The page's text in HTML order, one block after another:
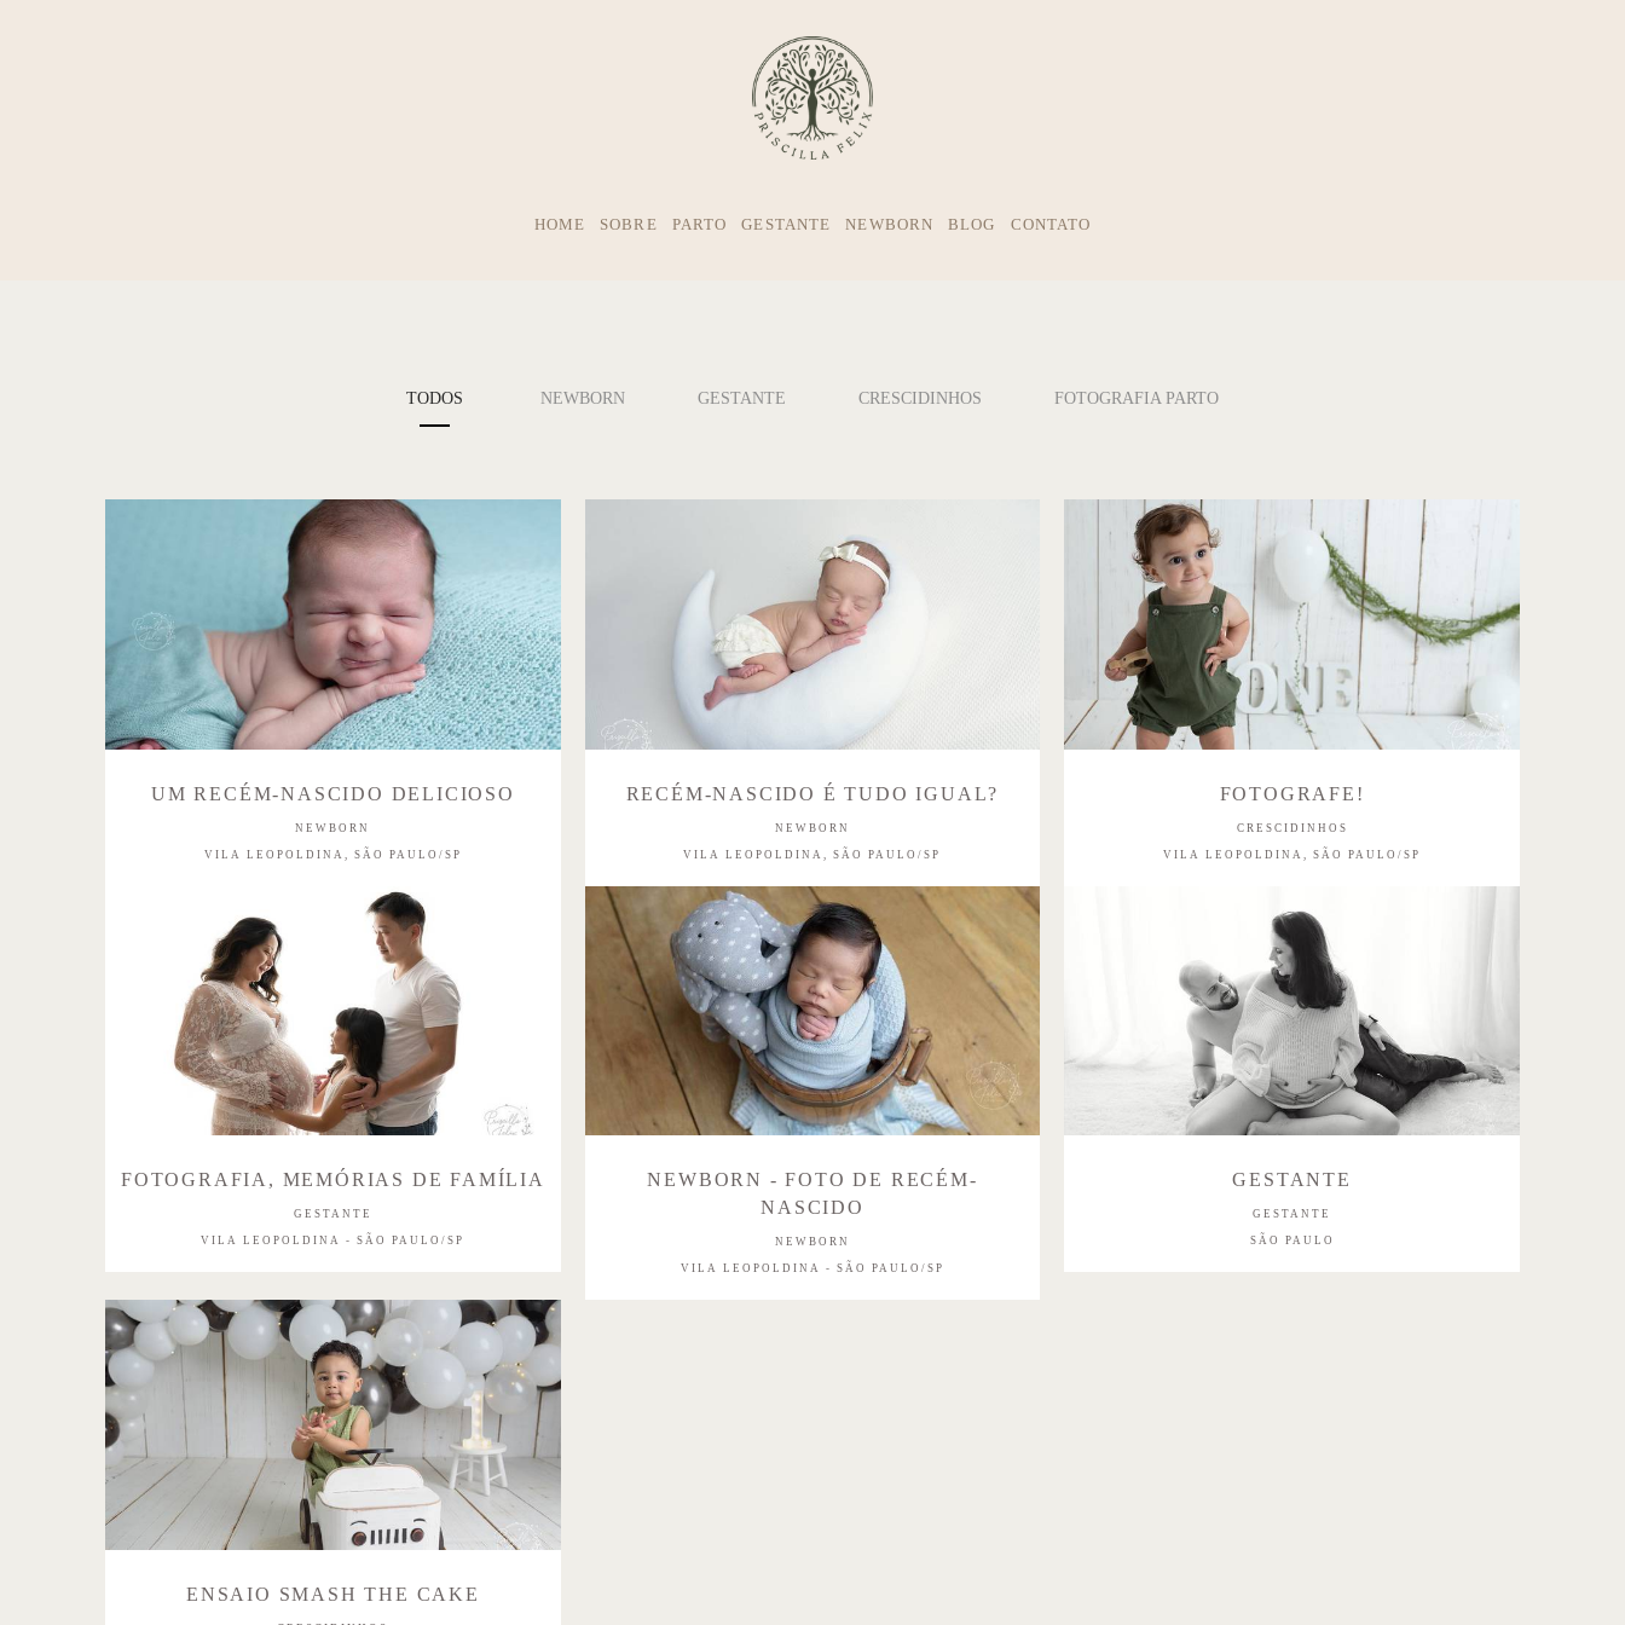
HOME SOBRE PARTO GESTANTE NEWBORN BLOG CONTATO
TODOS NEWBORN GESTANTE CRESCIDINHOS FOTOGRAFIA PARTO
UM RECÉM-NASCIDO DELICIOSO
NEWBORN
VILA LEOPOLDINA, SÃO PAULO/SP
RECÉM-NASCIDO É TUDO IGUAL?
NEWBORN
VILA LEOPOLDINA, SÃO PAULO/SP
FOTOGRAFE!
CRESCIDINHOS
VILA LEOPOLDINA, SÃO PAULO/SP
FOTOGRAFIA, MEMÓRIAS DE FAMÍLIA
GESTANTE
VILA LEOPOLDINA - SÃO PAULO/SP
NEWBORN - FOTO DE RECÉM-
NASCIDO
NEWBORN
VILA LEOPOLDINA - SÃO PAULO/SP
GESTANTE
GESTANTE
SÃO PAULO
ENSAIO SMASH THE CAKE